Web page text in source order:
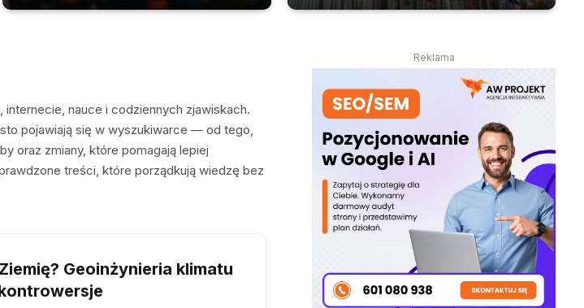
nauce i codziennych zjawiskach.
pojawiają się w wyszukiwarce — od tego,
oraz zmiany, które pomagają lepiej
treści, które porządkują wiedzę bez
Geoinżynieria klimatu
Reklama